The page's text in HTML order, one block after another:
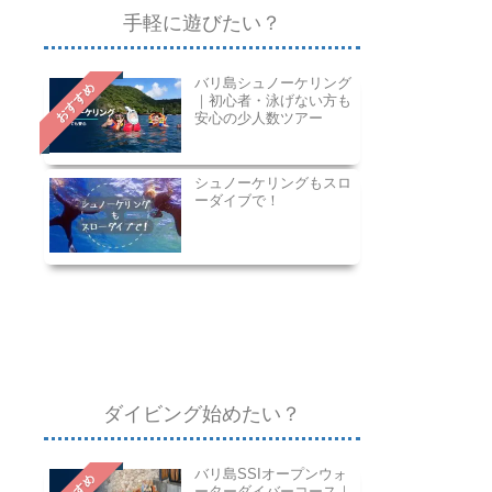
手軽に遊びたい？
おすすめ
バリ島シュノーケリング
｜初心者・泳げない方も
安心の少人数ツアー
シュノーケリングもスロ
ーダイブで！
ダイビング始めたい？
バリ島SSIオープンウォ